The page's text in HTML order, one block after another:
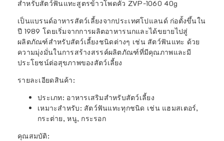
สำหรับสัตว์ฟันแทะสูตรข้าวโพดคั่ว ZVP-1060 40g
เป็นแบรนด์อาหารสัตว์เลี้ยงจากประเทศโปแลนด์ ก่อตั้งขึ้นใน
ปี 1989 โดยเริ่มจากการผลิตอาหารนกและได้ขยายไปสู่
ผลิตภัณฑ์สำหรับสัตว์เลี้ยงชนิดต่างๆ เช่น สัตว์ฟันแทะ ด้วย
ความมุ่งมั่นในการสร้างสรรค์ผลิตภัณฑ์ที่มีคุณภาพและมี
ประโยชน์ต่อสุขภาพของสัตว์เลี้ยง
รายละเอียดสินค้า:
ประเภท: อาหารเสริมสำหรับสัตว์เลี้ยง
เหมาะสำหรับ: สัตว์ฟันแทะทุกชนิด เช่น แฮมสเตอร์,
กระต่าย, หนู, กระรอก
คุณสมบัติ: